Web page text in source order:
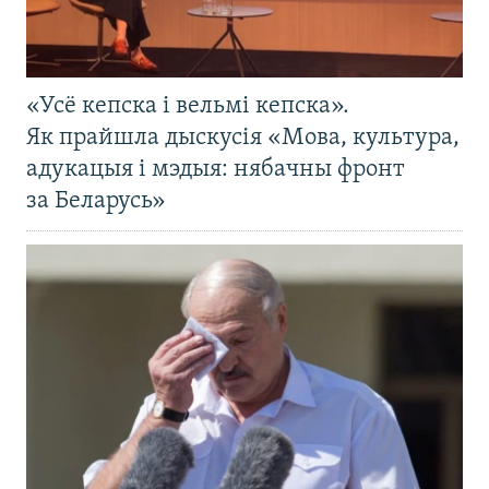
«Усё кепска і вельмі кепска».
Як прайшла дыскусія «Мова, культура,
адукацыя і мэдыя: нябачны фронт
за Беларусь»